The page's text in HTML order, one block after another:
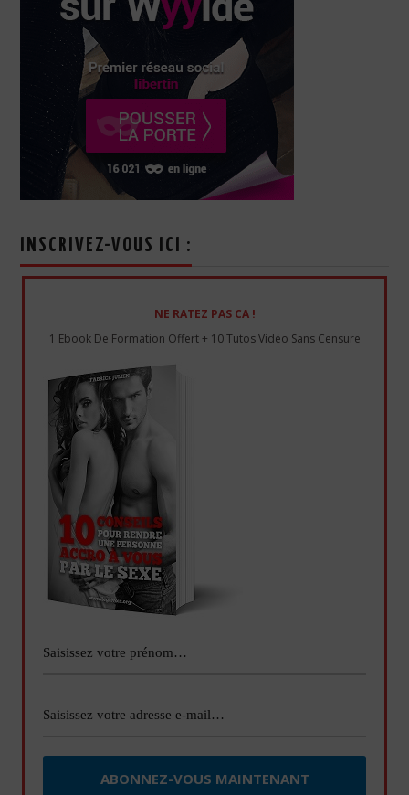
INSCRIVEZ-VOUS ICI :
NE RATEZ PAS CA !
1 Ebook De Formation Offert + 10 Tutos Vidéo Sans Censure